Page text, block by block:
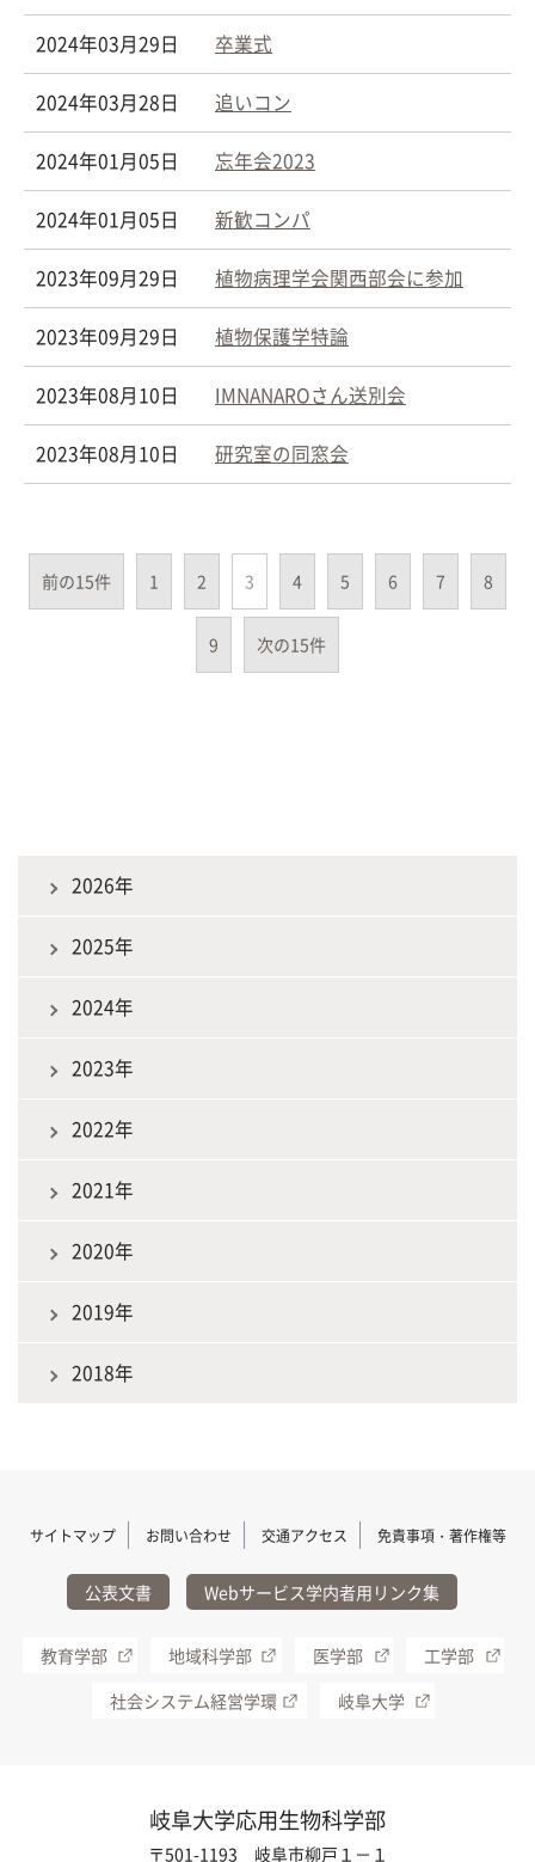
2024年03月29日 卒業式
2024年03月28日 追いコン
2024年01月05日 忘年会2023
2024年01月05日 新歓コンパ
2023年09月29日 植物病理学会関西部会に参加
2023年09月29日 植物保護学特論
2023年08月10日 IMNANAROさん送別会
2023年08月10日 研究室の同窓会
前の15件 1 2 3 4 5 6 7 8
9 次の15件
2026年
2025年
2024年
2023年
2022年
2021年
2020年
2019年
2018年
サイトマップ お問い合わせ 交通アクセス 免責事項・著作権等
公表文書 Webサービス学内者用リンク集
教育学部 地域科学部 医学部
工学部
社会システム経営学環
岐阜大学
岐阜大学応用生物科学部
〒501-1193 岐阜市柳戸１－１